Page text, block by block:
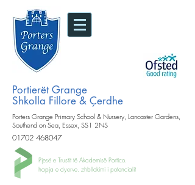
Portierët Grange
Shkolla Fillore & Çerdhe
Porters Grange Primary School & Nursery, Lancaster Gardens,
Southend on Sea, Essex, SS1 2NS
01702 468047
Pjesë e Trustit të Akademisë Portico.
hapja e dyerve, zhbllokimi i potencialit